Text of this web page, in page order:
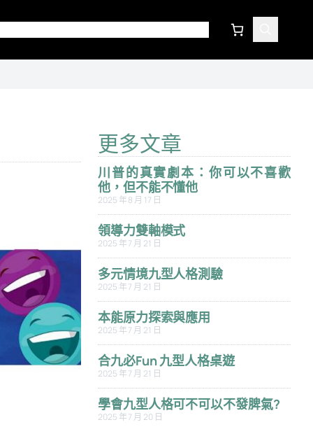
更多文章
川普的真實劇本：你可以不喜歡
他，但不能不懂他
2025 年 8 月 17 日
領導力雙軸模式
2025 年 7 月 21 日
多元情境九型人格測驗
2025 年 7 月 21 日
本能原力探索與應用
2025 年 7 月 21 日
合九必Fun 九型人格桌遊
2025 年 7 月 21 日
學會九型人格可不可以不發脾氣?
2025 年 7 月 20 日